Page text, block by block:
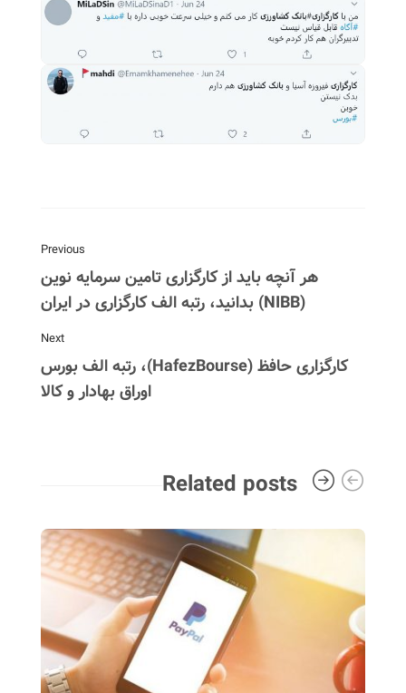
Previous
هر آنچه باید از کارگزاری تامین سرمایه نوین
(NIBB) بدانید، رتبه الف کارگزاری در ایران
Next
کارگزاری حافظ (HafezBourse)، رتبه الف بورس
اوراق بهادار و کالا
Related posts